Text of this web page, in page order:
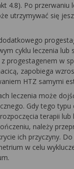
4.8). Po przerwaniu
utrzymywać się
cyklu leczenia lub
progestagenem w
zapobiega
HTZ samymi
leczenia może
Gdy tego
terapii lub
należy
ich przyczyny.
w celu